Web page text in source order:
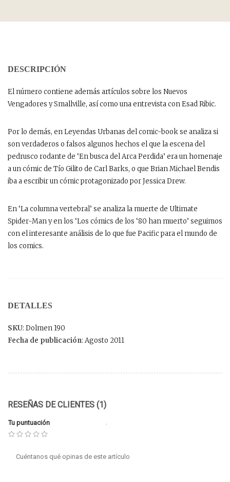
DESCRIPCIÓN
El número contiene además artículos sobre los Nuevos
Vengadores y Smallville, así como una entrevista con Esad Ribic.
Por lo demás, en Leyendas Urbanas del comic-book se analiza si
son verdaderos o falsos algunos hechos el que la escena del
pedrusco rodante de ‘En busca del Arca Perdida’ era un homenaje
a un cómic de Tío Gilito de Carl Barks, o que Brian Michael Bendis
iba a escribir un cómic protagonizado por Jessica Drew.
En ‘La columna vertebral’ se analiza la muerte de Ultimate
Spider-Man y en los ‘Los cómics de los ‘80 han muerto’ seguimos
con el interesante análisis de lo que fue Pacific para el mundo de
los comics.
DETALLES
SKU: Dolmen 190
Fecha de publicación: Agosto 2011
RESEÑAS DE CLIENTES (1)
Tu puntuación